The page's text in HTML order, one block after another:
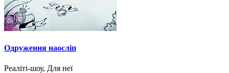
Одруження наосліп
Реаліті-шоу, Для неї